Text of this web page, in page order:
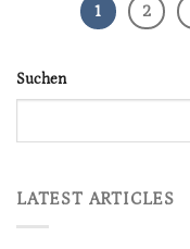
1 2
Suchen
LATEST ARTICLES